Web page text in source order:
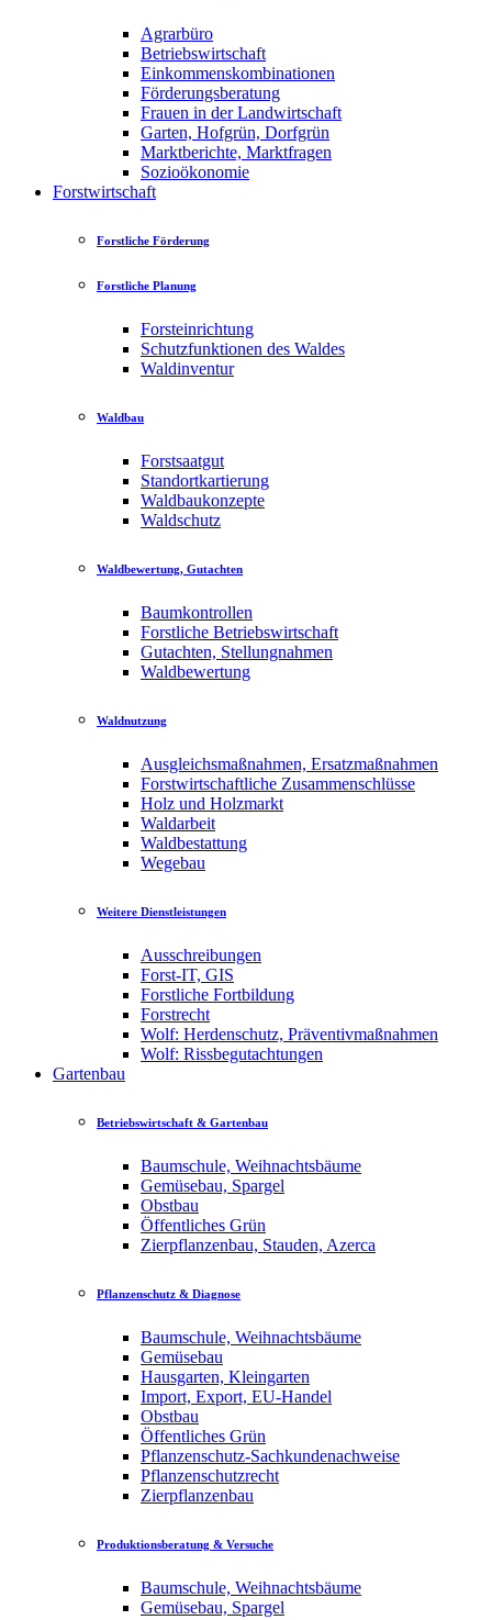
Agrarbüro
Betriebswirtschaft
Einkommenskombinationen
Förderungsberatung
Frauen in der Landwirtschaft
Garten, Hofgrün, Dorfgrün
Marktberichte, Marktfragen
Sozioökonomie
Forstwirtschaft
Forstliche Förderung
Forstliche Planung
Forsteinrichtung
Schutzfunktionen des Waldes
Waldinventur
Waldbau
Forstsaatgut
Standortkartierung
Waldbaukonzepte
Waldschutz
Waldbewertung, Gutachten
Baumkontrollen
Forstliche Betriebswirtschaft
Gutachten, Stellungnahmen
Waldbewertung
Waldnutzung
Ausgleichsmaßnahmen, Ersatzmaßnahmen
Forstwirtschaftliche Zusammenschlüsse
Holz und Holzmarkt
Waldarbeit
Waldbestattung
Wegebau
Weitere Dienstleistungen
Ausschreibungen
Forst-IT, GIS
Forstliche Fortbildung
Forstrecht
Wolf: Herdenschutz, Präventivmaßnahmen
Wolf: Rissbegutachtungen
Gartenbau
Betriebswirtschaft & Gartenbau
Baumschule, Weihnachtsbäume
Gemüsebau, Spargel
Obstbau
Öffentliches Grün
Zierpflanzenbau, Stauden, Azerca
Pflanzenschutz & Diagnose
Baumschule, Weihnachtsbäume
Gemüsebau
Hausgarten, Kleingarten
Import, Export, EU-Handel
Obstbau
Öffentliches Grün
Pflanzenschutz-Sachkundenachweise
Pflanzenschutzrecht
Zierpflanzenbau
Produktionsberatung & Versuche
Baumschule, Weihnachtsbäume
Gemüsebau, Spargel